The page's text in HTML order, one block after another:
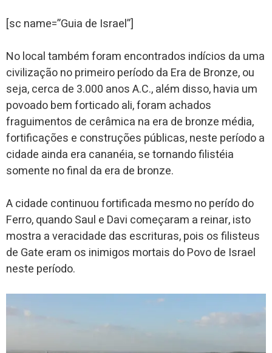
[sc name=”Guia de Israel”]
No local também foram encontrados indícios da uma
civilização no primeiro período da Era de Bronze, ou
seja, cerca de 3.000 anos A.C., além disso, havia um
povoado bem forticado ali, foram achados
fraguimentos de cerâmica na era de bronze média,
fortificações e construções públicas, neste período a
cidade ainda era cananéia, se tornando filistéia
somente no final da era de bronze.
A cidade continuou fortificada mesmo no perído do
Ferro, quando Saul e Davi começaram a reinar, isto
mostra a veracidade das escrituras, pois os filisteus
de Gate eram os inimigos mortais do Povo de Israel
neste período.